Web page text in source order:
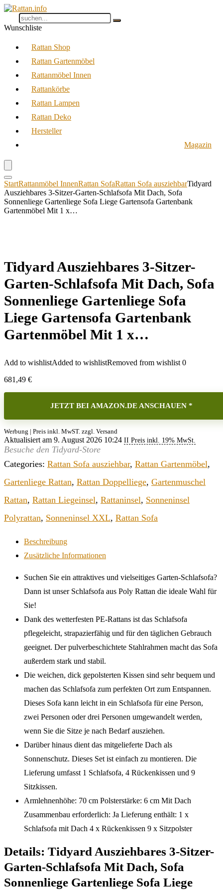
Wunschliste
Rattan Shop
Rattan Gartenmöbel
Rattanmöbel Innen
Rattankörbe
Rattan Lampen
Rattan Deko
Hersteller
Magazin
StartRattanmöbel InnenRattan SofaRattan Sofa ausziehbarTidyard
Ausziehbares 3-Sitzer-Garten-Schlafsofa Mit Dach, Sofa
Sonnenliege Gartenliege Sofa Liege Gartensofa Gartenbank
Gartenmöbel Mit 1 x…
Tidyard Ausziehbares 3-Sitzer-
Garten-Schlafsofa Mit Dach, Sofa
Sonnenliege Gartenliege Sofa
Liege Gartensofa Gartenbank
Gartenmöbel Mit 1 x…
Add to wishlistAdded to wishlistRemoved from wishlist 0
681,49 €
JETZT BEI AMAZON.DE ANSCHAUEN *
Werbung | Preis inkl. MwST. zzgl. Versand
Aktualisiert am 9. August 2026 10:24 II Preis inkl. 19% MwSt.
Besuche den Tidyard-Store
Categories: Rattan Sofa ausziehbar, Rattan Gartenmöbel,
Gartenliege Rattan, Rattan Doppelliege, Gartenmuschel
Rattan, Rattan Liegeinsel, Rattaninsel, Sonneninsel
Polyrattan, Sonneninsel XXL, Rattan Sofa
Beschreibung
Zusätzliche Informationen
Suchen Sie ein attraktives und vielseitiges Garten-Schlafsofa?
Dann ist unser Schlafsofa aus Poly Rattan die ideale Wahl für
Sie!
Dank des wetterfesten PE-Rattans ist das Schlafsofa
pflegeleicht, strapazierfähig und für den täglichen Gebrauch
geeignet. Der pulverbeschichtete Stahlrahmen macht das Sofa
außerdem stark und stabil.
Die weichen, dick gepolsterten Kissen sind sehr bequem und
machen das Schlafsofa zum perfekten Ort zum Entspannen.
Dieses Sofa kann leicht in ein Schlafsofa für eine Person,
zwei Personen oder drei Personen umgewandelt werden,
wenn Sie die Sitze je nach Bedarf ausziehen.
Darüber hinaus dient das mitgelieferte Dach als
Sonnenschutz. Dieses Set ist einfach zu montieren. Die
Lieferung umfasst 1 Schlafsofa, 4 Rückenkissen und 9
Sitzkissen.
Armlehnenhöhe: 70 cm Polsterstärke: 6 cm Mit Dach
Zusammenbau erforderlich: Ja Lieferung enthält: 1 x
Schlafsofa mit Dach 4 x Rückenkissen 9 x Sitzpolster
Details: Tidyard Ausziehbares 3-Sitzer-
Garten-Schlafsofa Mit Dach, Sofa
Sonnenliege Gartenliege Sofa Liege